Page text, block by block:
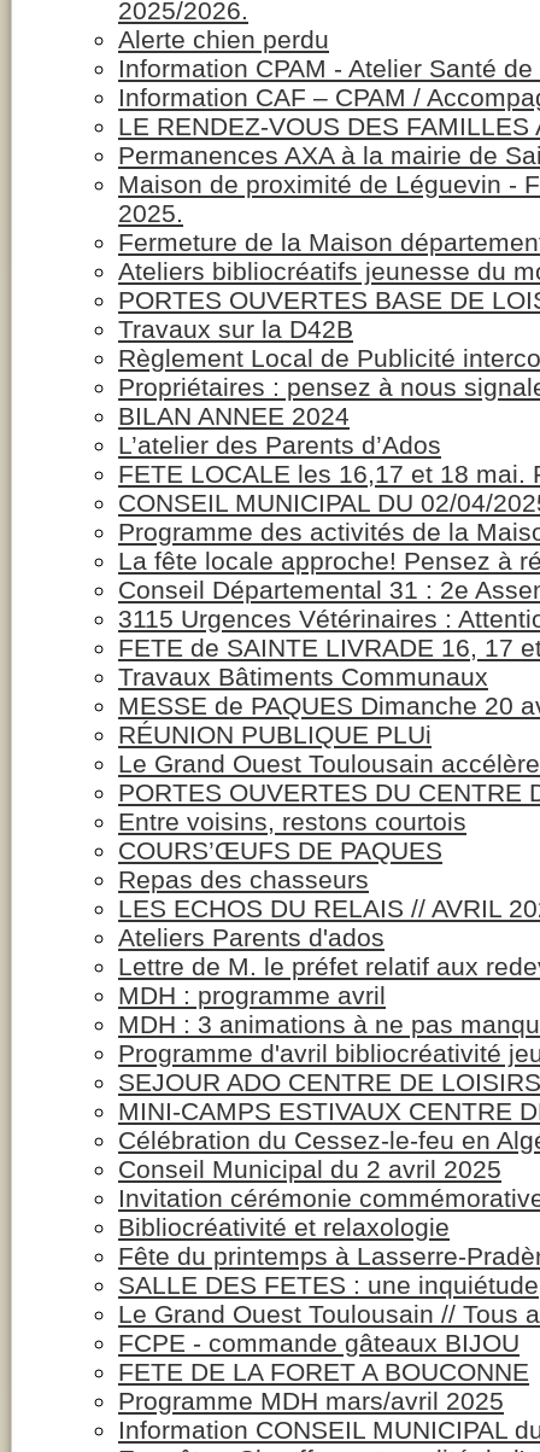
2025/2026.
Alerte chien perdu
Information CPAM - Atelier Santé
Information CAF – CPAM /
LE RENDEZ-VOUS DES FAMILLES
Permanences AXA à la mairie de
Maison de proximité de Léguevin -
2025.
Fermeture de la Maison
Ateliers bibliocréatifs jeunesse du
PORTES OUVERTES BASE DE
Travaux sur la D42B
Règlement Local de Publicité
Propriétaires : pensez à nous
BILAN ANNEE 2024
L’atelier des Parents d’Ados
FETE LOCALE les 16,17 et 18 mai.
CONSEIL MUNICIPAL DU 02/04/
Programme des activités de la
La fête locale approche! Pensez à
Conseil Départemental 31 : 2e
3115 Urgences Vétérinaires :
FETE de SAINTE LIVRADE 16, 17
Travaux Bâtiments Communaux
MESSE de PAQUES Dimanche 20
RÉUNION PUBLIQUE PLUi
Le Grand Ouest Toulousain
PORTES OUVERTES DU CENTRE
Entre voisins, restons courtois
COURS’ŒUFS DE PAQUES
Repas des chasseurs
LES ECHOS DU RELAIS // AVRIL
Ateliers Parents d'ados
Lettre de M. le préfet relatif aux
MDH : programme avril
MDH : 3 animations à ne pas
Programme d'avril bibliocréativité
SEJOUR ADO CENTRE DE LOISIRS
MINI-CAMPS ESTIVAUX CENTRE
Célébration du Cessez-le-feu en
Conseil Municipal du 2 avril 2025
Invitation cérémonie
Bibliocréativité et relaxologie
Fête du printemps à Lasserre-
SALLE DES FETES : une inquiétude
Le Grand Ouest Toulousain // Tous
FCPE - commande gâteaux BIJOU
FETE DE LA FORET A BOUCONNE
Programme MDH mars/avril 2025
Information CONSEIL MUNICIPAL